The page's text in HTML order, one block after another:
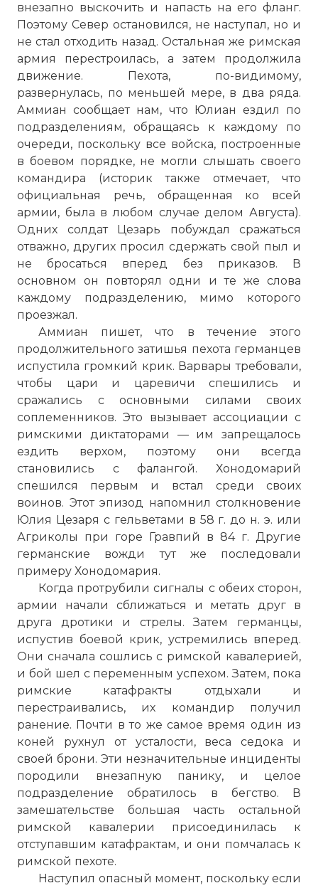
внезапно выскочить и напасть на его фланг.
Поэтому Север остановился, не наступал, но и
не стал отходить назад. Остальная же римская
армия перестроилась, а затем продолжила
движение. Пехота, по-видимому,
развернулась, по меньшей мере, в два ряда.
Аммиан сообщает нам, что Юлиан ездил по
подразделениям, обращаясь к каждому по
очереди, поскольку все войска, построенные
в боевом порядке, не могли слышать своего
командира (историк также отмечает, что
официальная речь, обращенная ко всей
армии, была в любом случае делом Августа).
Одних солдат Цезарь побуждал сражаться
отважно, других просил сдержать свой пыл и
не бросаться вперед без приказов. В
основном он повторял одни и те же слова
каждому подразделению, мимо которого
проезжал.
Аммиан пишет, что в течение этого
продолжительного затишья пехота германцев
испустила громкий крик. Варвары требовали,
чтобы цари и царевичи спешились и
сражались с основными силами своих
соплеменников. Это вызывает ассоциации с
римскими диктаторами — им запрещалось
ездить верхом, поэтому они всегда
становились с фалангой. Хонодомарий
спешился первым и встал среди своих
воинов. Этот эпизод напомнил столкновение
Юлия Цезаря с гельветами в 58 г. до н. э. или
Агриколы при горе Гравпий в 84 г. Другие
германские вожди тут же последовали
примеру Хонодомария.
Когда протрубили сигналы с обеих сторон,
армии начали сближаться и метать друг в
друга дротики и стрелы. Затем германцы,
испустив боевой крик, устремились вперед.
Они сначала сошлись с римской кавалерией,
и бой шел с переменным успехом. Затем, пока
римские катафракты отдыхали и
перестраивались, их командир получил
ранение. Почти в то же самое время один из
коней рухнул от усталости, веса седока и
своей брони. Эти незначительные инциденты
породили внезапную панику, и целое
подразделение обратилось в бегство. В
замешательстве большая часть остальной
римской кавалерии присоединилась к
отступавшим катафрактам, и они помчалась к
римской пехоте.
Наступил опасный момент, поскольку если